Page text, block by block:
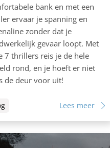
bank en met een
ervaar je spanning en
zonder dat je
gevaar loopt. Met
7 thrillers reis je de hele
rond, en je hoeft er niet
de deur voor uit!
Lees meer